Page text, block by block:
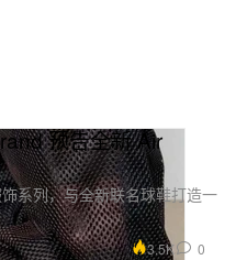
预告全新 Air
系列，与全新联名球鞋打造一
3.5K 0